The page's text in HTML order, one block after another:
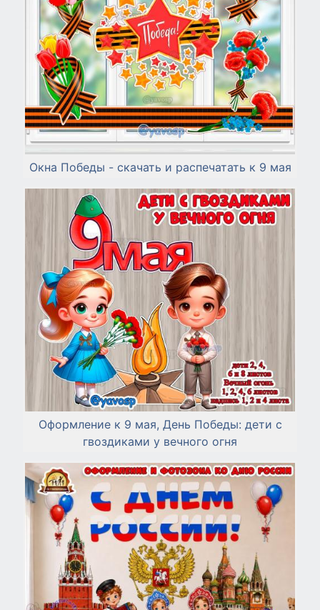
Окна Победы - скачать и распечатать к 9 мая
Оформление к 9 мая, День Победы: дети с
гвоздиками у вечного огня